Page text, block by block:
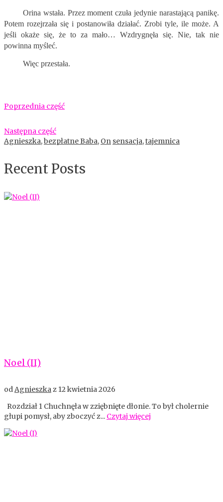
Orina wstała. Przez moment czuła jedynie narastającą panikę.
Potem rozejrzała się i postanowiła działać. Zrobi tyle, ile może. A
jeśli okaże się, że to za mało… Wzdrygnęła się. Nie, tak nie
powinna myśleć.
Więc przestała.
Poprzednia część
Następna część
Agnieszka,bezpłatne Baba, On sensacja,tajemnica
Recent Posts
Noel (II)
odAgnieszkaz 12 kwietnia 2026
Rozdział 1 Chuchnęła w zziębnięte dłonie. To był cholernie
głupi pomysł, aby zboczyć z... Czytaj więcej